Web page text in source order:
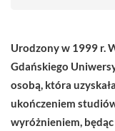
Urodzony w 1999 r.
Gdańskiego
osobą, która
ukończeniem
wyróżnieniem,